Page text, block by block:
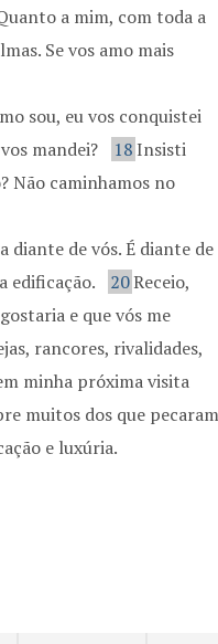
a mim, com toda a
Se vos amo mais
sou, eu vos conquistei
mandei? 18Insisti
Não caminhamos no
diante de vós. É diante de
edificação.
20Receio,
e que vós me
rancores, rivalidades,
minha próxima visita
muitos dos que pecaram
e luxúria.